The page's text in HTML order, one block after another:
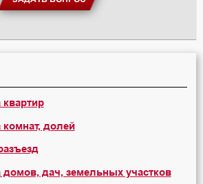
долей
дач, земельных участков